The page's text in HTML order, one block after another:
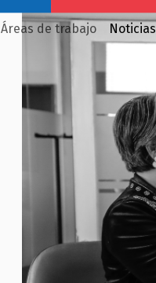
Áreas de trabajo